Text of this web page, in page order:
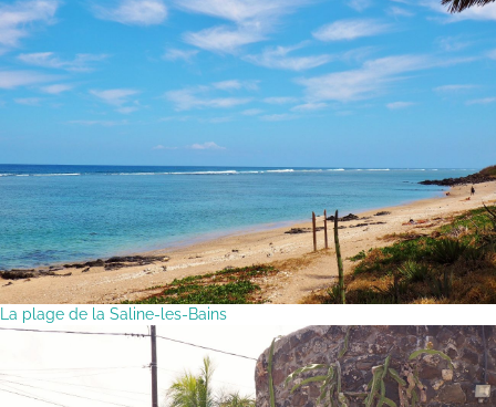
La plage de la Saline-les-Bains